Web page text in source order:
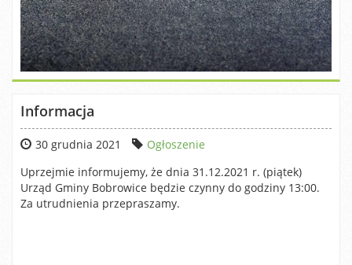
Informacja
30 grudnia 2021
Ogłoszenie
Uprzejmie informujemy, że dnia 31.12.2021 r. (piątek)
Urząd Gminy Bobrowice będzie czynny do godziny 13:00.
Za utrudnienia przepraszamy.